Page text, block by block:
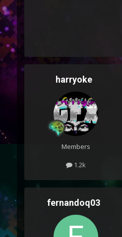
harryoke
Members
1.2k
fernandoq03